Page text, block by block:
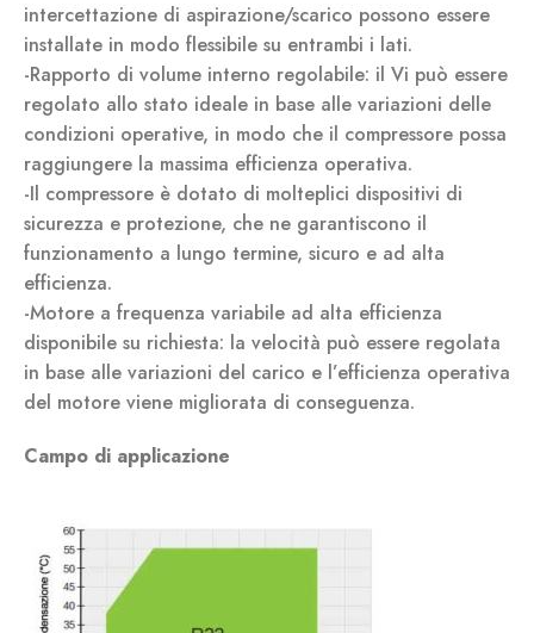
intercettazione di aspirazione/scarico possono essere
installate in modo flessibile su entrambi i lati.
-Rapporto di volume interno regolabile: il Vi può essere
regolato allo stato ideale in base alle variazioni delle
condizioni operative, in modo che il compressore possa
raggiungere la massima efficienza operativa.
-Il compressore è dotato di molteplici dispositivi di
sicurezza e protezione, che ne garantiscono il
funzionamento a lungo termine, sicuro e ad alta
efficienza.
-Motore a frequenza variabile ad alta efficienza
disponibile su richiesta: la velocità può essere regolata
in base alle variazioni del carico e l’efficienza operativa
del motore viene migliorata di conseguenza.
Campo di applicazione